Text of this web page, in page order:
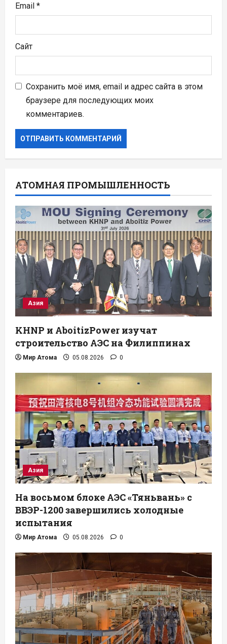
Email *
Сайт
Сохранить моё имя, email и адрес сайта в этом
браузере для последующих моих
комментариев.
АТОМНАЯ ПРОМЫШЛЕННОСТЬ
Азия
KHNP и AboitizPower изучат
строительство АЭС на Филиппинах
Мир Атома 05.08.2026 0
Азия
На восьмом блоке АЭС «Тяньвань» с
ВВЭР-1200 завершились холодные
испытания
Мир Атома 05.08.2026 0